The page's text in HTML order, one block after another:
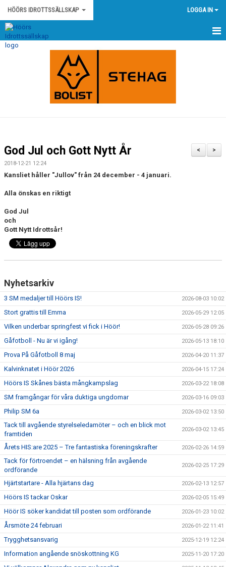
HÖÖRS IDROTTSSÄLLSKAP LOGGA IN
HEM
KLUBBSHOP
OM KLUBBEN
DOKUMENT
IDROTTSFÖRSÄKRING
MEDLEMSKAP
MEDLEMS- & TRÄNINGSAVGIFTER
TRÄNINGSTIDER
>
<
God Jul och Gott Nytt År
2018-12-21 12:24
Kansliet håller "Jullov" från 24 december - 4 januari.
Alla önskas en riktigt
God Jul
och
Gott Nytt Idrottsår!
Nyhetsarkiv
3 SM medaljer till Höörs IS! 2026-08-03 10:02
Stort grattis till Emma 2026-05-29 12:05
Vilken underbar springfest vi fick i Höör! 2026-05-28 09:26
Gåfotboll - Nu är vi igång! 2026-05-13 18:10
Prova På Gåfotboll 8 maj 2026-04-20 11:37
Kalvinknatet i Höör 2026 2026-04-15 17:24
Höörs IS Skånes bästa mångkampslag 2026-03-22 18:08
SM framgångar för våra duktiga ungdomar 2026-03-16 09:03
Philip SM 6a 2026-03-02 13:50
Tack till avgående styrelseledamöter – och en blick mot
framtiden
2026-03-02 13:45
Årets HIS:are 2025 – Tre fantastiska föreningskrafter 2026-02-26 14:59
Tack för förtroendet – en hälsning från avgående
ordförande
2026-02-25 17:29
Hjärtstartare - Alla hjärtans dag 2026-02-13 12:57
Höörs IS tackar Oskar 2026-02-05 15:49
Höör IS söker kandidat till posten som ordförande 2026-01-23 10:02
Årsmöte 24 februari 2026-01-22 11:41
Trygghetsansvarig 2025-12-19 12:24
Information angående snöskottning KG 2025-11-20 17:20